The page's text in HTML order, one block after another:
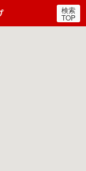
郵便局・日本郵政グルー
検索
TOP